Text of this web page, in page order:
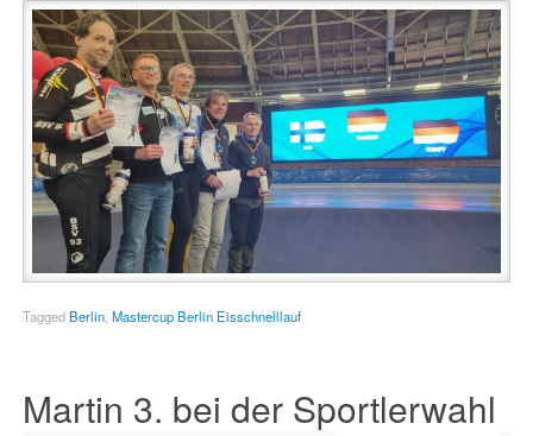
TaggedBerlin, Mastercup Berlin Eisschnelllauf
Martin 3. bei der Sportlerwahl